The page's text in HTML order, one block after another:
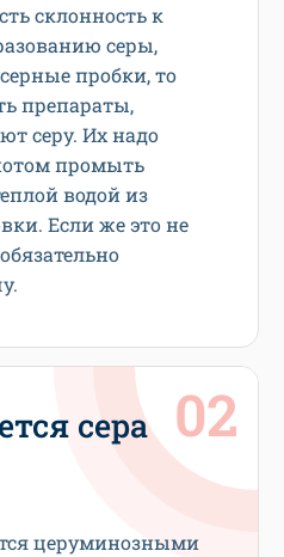
склонность к
серы,
пробки, то
препараты,
серу. Их надо
промыть
водой из
Если же это не
сера
церуминозными